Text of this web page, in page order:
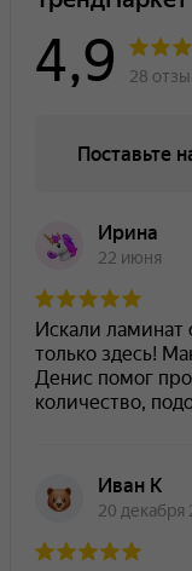
можно не
заказать
покрытий под
при
10-15%при
укладке
нашем сайте
— мы